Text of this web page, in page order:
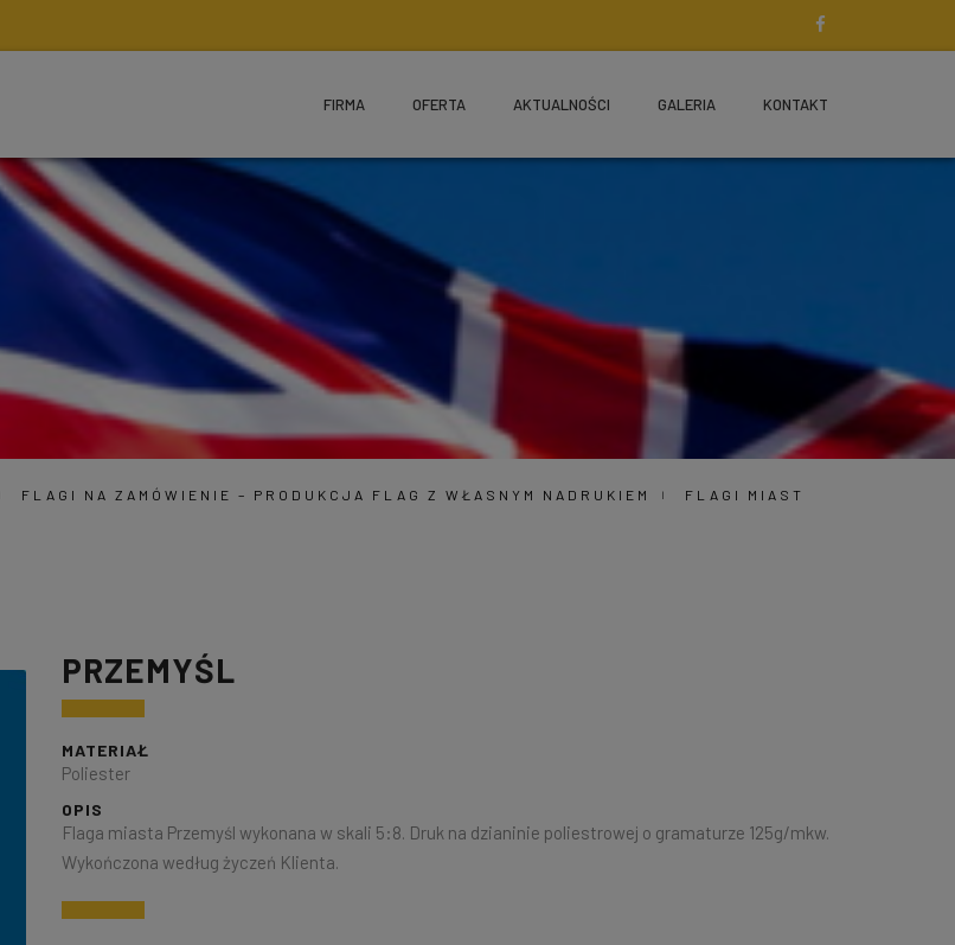
FIRMA OFERTA AKTUALNOŚCI GALERIA KONTAKT
FLAGI NA ZAMÓWIENIE – PRODUKCJA FLAG Z WŁASNYM NADRUKIEM FLAGI MIAST
PRZEMYŚL
MATERIAŁ
Poliester
OPIS
Flaga miasta Przemyśl wykonana w skali 5:8. Druk na dzianinie poliestrowej o gramaturze 125g/mkw.
Wykończona według życzeń Klienta.